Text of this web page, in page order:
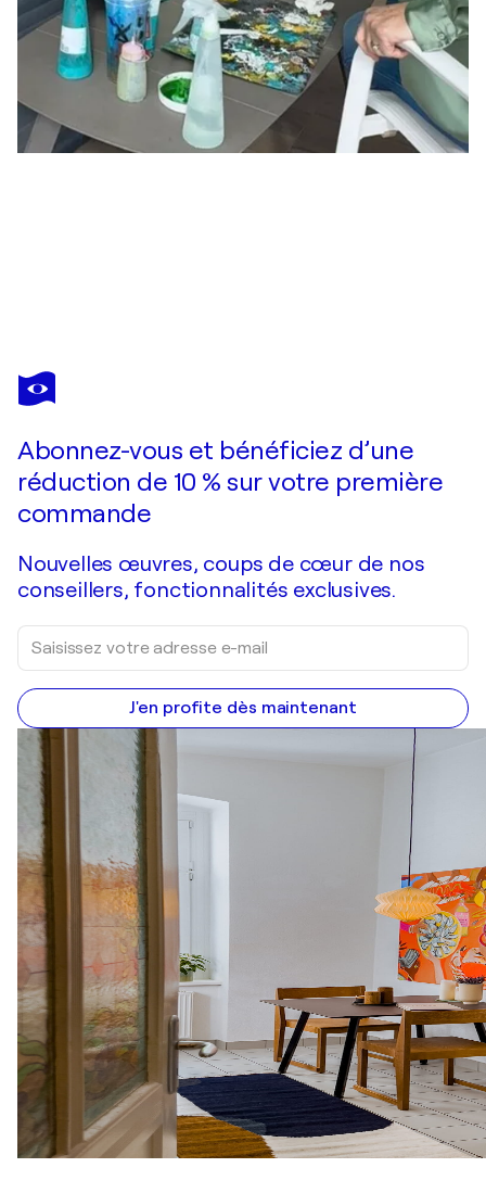
WENDY VAN PUTTEN
Colourful nature
Abonnez-vous et bénéficiez d’une
réduction de 10 % sur votre première
commande
Nouvelles œuvres, coups de cœur de nos
conseillers, fonctionnalités exclusives.
J'en profite dès maintenant